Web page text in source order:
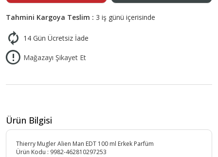
Tahmini Kargoya Teslim : 3 iş günü içerisinde
14 Gün Ücretsiz İade
Mağazayı Şikayet Et
Ürün Bilgisi
Thierry Mugler Alien Man EDT 100 ml Erkek Parfüm
Ürün Kodu : 9982-462810297253